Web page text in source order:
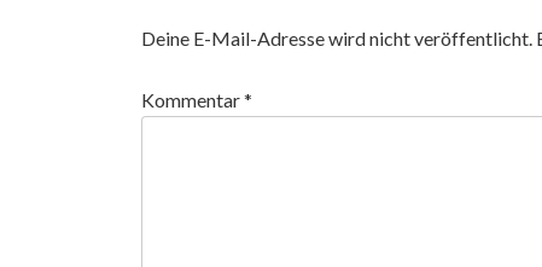
Deine E-Mail-Adresse wird nicht veröffentlicht.
Kommentar*